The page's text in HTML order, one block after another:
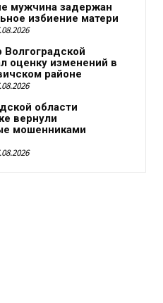
мужчина задержан
избиение матери
Волгоградской
оценку изменений в
районе
области
вернули
мошенниками